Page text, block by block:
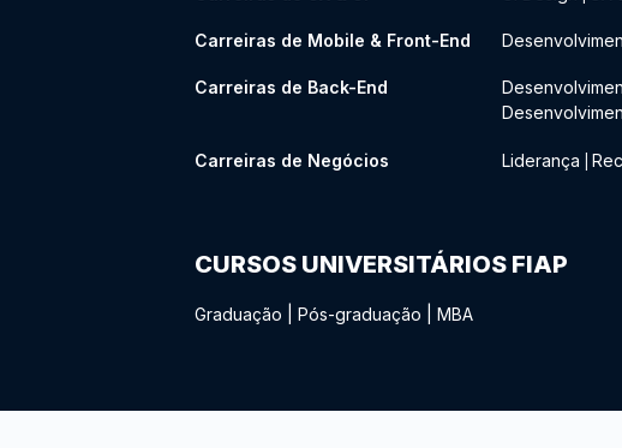
Carreiras de Mobile & Front-End
Carreiras de Back-End
Carreiras de Negócios Liderança
CURSOS UNIVERSITÁRIOS FIAP
Graduação Pós-graduação MBA